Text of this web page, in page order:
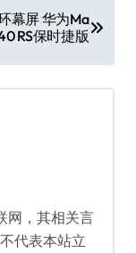
幕屏 华为Ma
RS保时捷版
网，其相关言
代表本站立